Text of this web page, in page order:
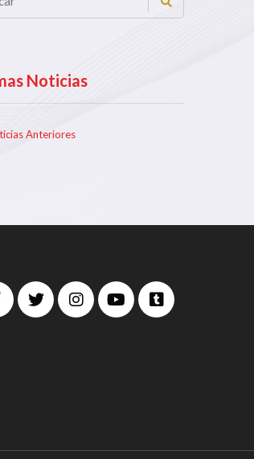
Noticias
Anteriores